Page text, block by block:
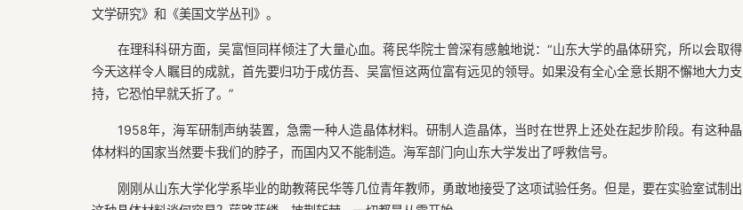
文学研究》和《美国文学丛刊》。
在理科科研方面，吴富恒同样倾注了大量心血。蒋民华院士曾深有感触地说：“山东大学的晶体研究，所以会取得
今天这样令人瞩目的成就，首先要归功于成仿吾、吴富恒这两位富有远见的领导。如果没有全心全意长期不懈地大力支
持，它恐怕早就夭折了。”
1958年，海军研制声纳装置，急需一种人造晶体材料。研制人造晶体，当时在世界上还处在起步阶段。有这种晶
体材料的国家当然要卡我们的脖子，而国内又不能制造。海军部门向山东大学发出了呼救信号。
刚刚从山东大学化学系毕业的助教蒋民华等几位青年教师，勇敢地接受了这项试验任务。但是，要在实验室试制出